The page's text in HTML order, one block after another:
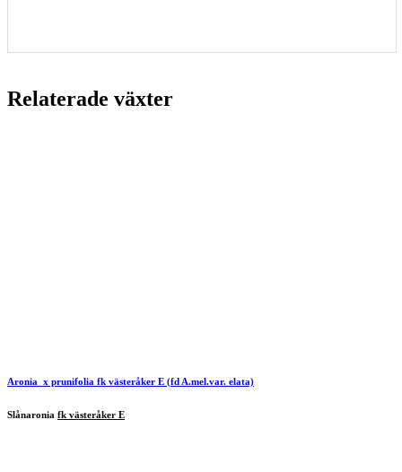
Relaterade växter
Aronia x prunifolia fk västeråker E (fd A.mel.var. elata)
Slånaronia fk västeråker E